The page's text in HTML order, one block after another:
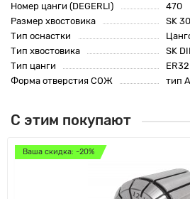
Номер цанги (DEGERLI)
470
Размер хвостовика
SK 30
Тип оснастки
Тип хвостовика
SK
Тип цанги
Форма отверстия СОЖ
тип
С этим покупают
Ваша скидка: -20%